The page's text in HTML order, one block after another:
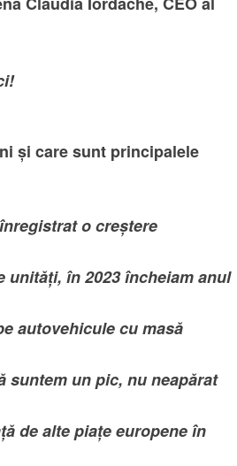
și care sunt principalele
o creștere
unități, în 2023 încheiam anul
autovehicule cu masă
suntem un pic, nu neapărat
de alte piațe europene în